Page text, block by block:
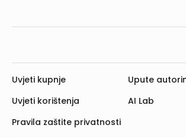
Uvjeti kupnje
Uvjeti korištenja
Pravila zaštite privatnosti
Upute
AI Lab